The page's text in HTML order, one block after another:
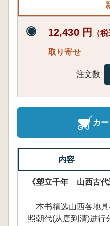
12,430 円 （税
取り寄せ
注文数
カ
内容
《塑立千年 山西古代
本书精选山西各地具
照朝代(从唐到清)进行